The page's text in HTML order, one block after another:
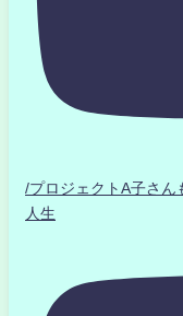
/プロジェクトA子さ
人生